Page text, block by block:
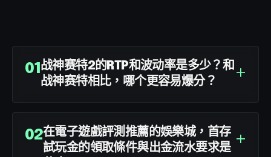
01战神赛特2的RTP和波动率是多少？和
战神赛特相比，哪个更容易爆分？
+
02在電子遊戲評測推薦的娛樂城，首存
試玩金的領取條件與出金流水要求是 +